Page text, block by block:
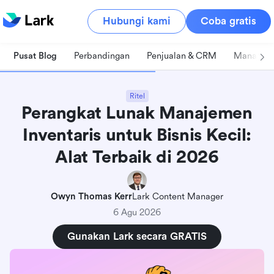
Hubungi kami Coba gratis
Pusat Blog Perbandingan Penjualan & CRM
Ritel
Perangkat Lunak Manajemen
Inventaris untuk Bisnis Kecil:
Alat Terbaik di 2026
Owyn Thomas KerrLark Content Manager
6 Agu 2026
Gunakan Lark secara GRATIS